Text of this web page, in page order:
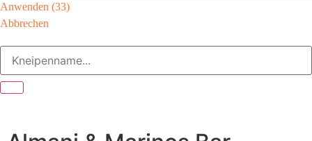
Anwenden (33)
Abbrechen